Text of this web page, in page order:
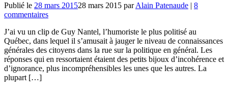
Publié le 28 mars 201528 mars 2015 parAlain Patenaude | 8
commentaires
J’ai vu un clip de Guy Nantel, l’humoriste le plus politisé au
Québec, dans lequel il s’amusait à jauger le niveau de connaissances
générales des citoyens dans la rue sur la politique en général. Les
réponses qui en ressortaient étaient des petits bijoux d’incohérence et
d’ignorance, plus incompréhensibles les unes que les autres. La
plupart […]